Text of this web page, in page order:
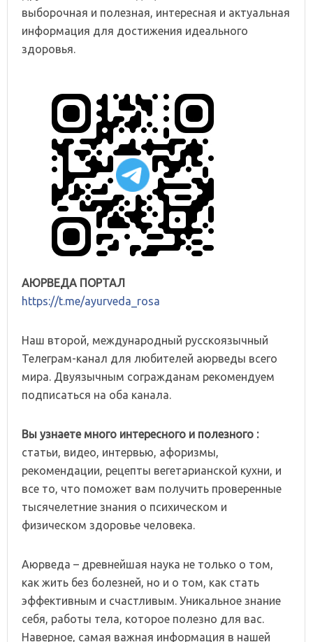
выборочная и полезная, интересная и актуальная
информация для достижения идеального
здоровья.
АЮРВЕДА ПОРТАЛ
https://t.me/ayurveda_rosa
Наш второй, международный русскоязычный
Телеграм-канал для любителей аюрведы всего
мира. Двуязычным согражданам рекомендуем
подписаться на оба канала.
Вы узнаете много интересного и полезного :
статьи, видео, интервью, афоризмы,
рекомендации, рецепты вегетарианской кухни, и
все то, что поможет вам получить проверенные
тысячелетние знания о психическом и
физическом здоровье человека.
Аюрведа – древнейшая наука не только о том,
как жить без болезней, но и о том, как стать
эффективным и счастливым. Уникальное знание
себя, работы тела, которое полезно для вас.
Наверное, самая важная информация в нашей